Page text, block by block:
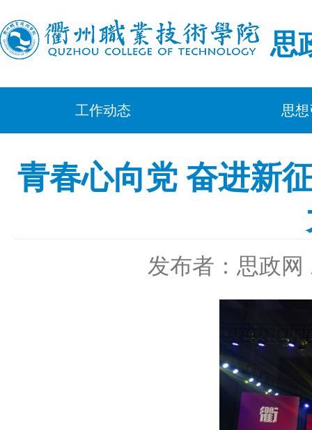
思
工作动态 思
青春心向党 奋进新
发布者：思政网